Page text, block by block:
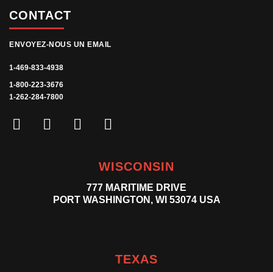
CONTACT
ENVOYEZ-NOUS UN EMAIL
1-469-833-4938
1-800-223-3676
1-262-284-7800
WISCONSIN
777 MARITIME DRIVE
PORT WASHINGTON, WI 53074 USA
TEXAS